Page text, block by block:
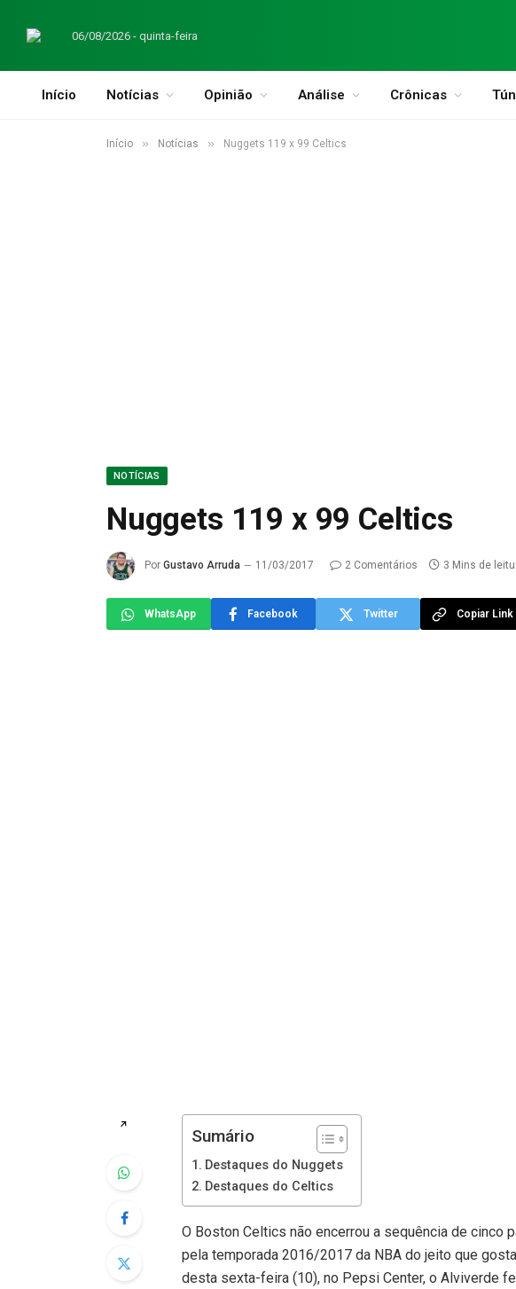
06/08/2026 - quinta-feira
Início Notícias Opinião Análise Crônicas
Início » Notícias » Nuggets 119 x 99 Celtics
NOTÍCIAS
Nuggets 119 x 99 Celtics
Por Gustavo Arruda 11/03/2017 2 Comentários 3 Mins de
WhatsApp Facebook Twitter Copiar Link
↗
Sumário
Destaques do Nuggets
Destaques do Celtics
O Boston Celtics não encerrou a sequência de cinco
pela temporada 2016/2017 da NBA do jeito que
desta sexta-feira (10), no Pepsi Center, o Alviverde